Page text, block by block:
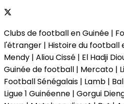
Clubs de football en Guinée |
l'étranger | Histoire du football
Mendy | Aliou Cissé | El Hadji
Guinée de football | Mercato |
Football Sénégalais | Lamb |
Ligue 1 Guinéenne | Gorgui